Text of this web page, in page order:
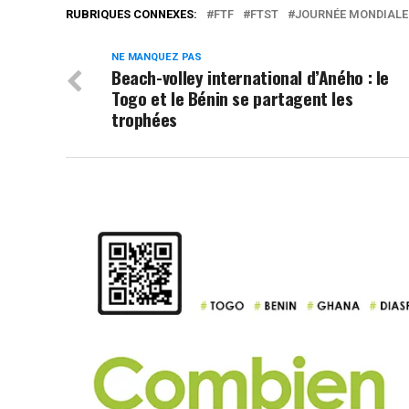
RUBRIQUES CONNEXES: FTF FTST JOURNÉE
NE MANQUEZ PAS
Beach-volley international d’Aného : le
Togo et le Bénin se partagent les
trophées